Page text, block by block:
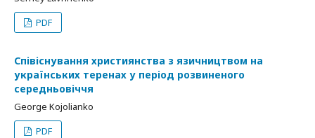
PDF
Співіснування християнства з язичництвом на
українських теренах у період розвиненого
середньовіччя
George Kojolianko
PDF